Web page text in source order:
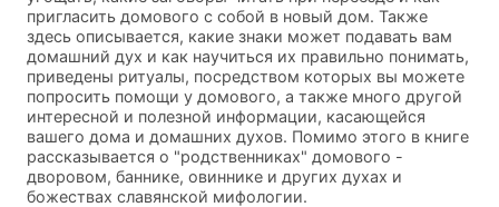
пригласить домового с собой в новый дом. Также
здесь описывается, какие знаки может подавать вам
домашний дух и как научиться их правильно понимать,
приведены ритуалы, посредством которых вы можете
попросить помощи у домового, а также много другой
интересной и полезной информации, касающейся
вашего дома и домашних духов. Помимо этого в книге
рассказывается о "родственниках" домового -
дворовом, баннике, овиннике и других духах и
божествах славянской мифологии.